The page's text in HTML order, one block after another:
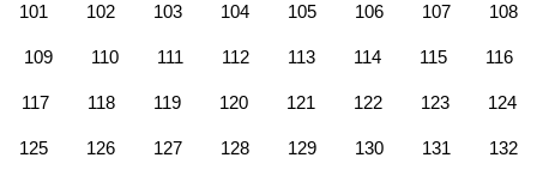
101 102 103 104 105 106 107 108
109 110 111 112 113 114 115 116
117 118 119 120 121 122 123 124
125 126 127 128 129 130 131 132